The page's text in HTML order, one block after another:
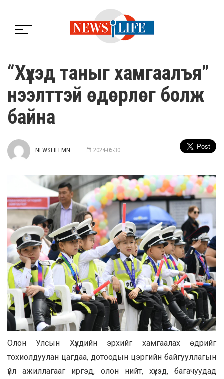
“Хүүхэд таныг хамгаалъя”
нээлттэй өдөрлөг болж
байна
NEWSLIFEMN 2024-05-30
Олон Улсын Хүүхдийн эрхийг хамгаалах өдрийг
тохиолдуулан цагдаа, дотоодын цэргийн байгууллагын
үйл ажиллагааг иргэд, олон нийт, хүүхэд, багачуудад